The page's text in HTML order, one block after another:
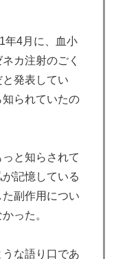
年4月に、血小
カ注射のごく
発表してい
られていたの
と知らされて
記憶している
副作用につい
った。
な語り口であ